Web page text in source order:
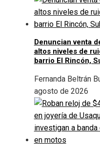
Denuncian venta
altos niveles de
barrio El Rincón,
Fernanda Beltrán
agosto de 2026